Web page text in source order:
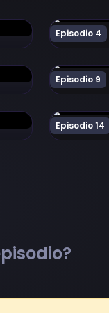
Episodio 4
Ver Fairy
Episodio 9
Ver Fairy
Episodio 14
Ver Fairy